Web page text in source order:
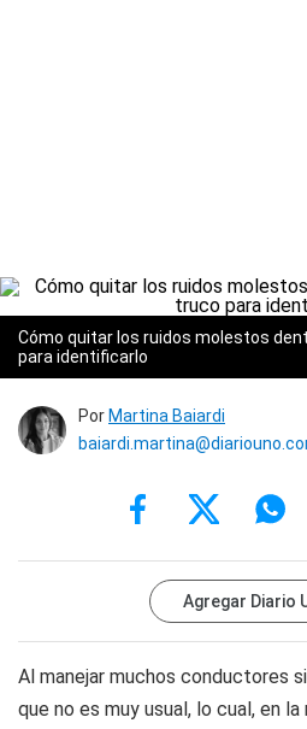
Cómo quitar los ruidos molestos
para identificarlo
Por Martina Baiardi
Agregar Diario
Al manejar muchos conductores
que no es muy usual, lo cual, en